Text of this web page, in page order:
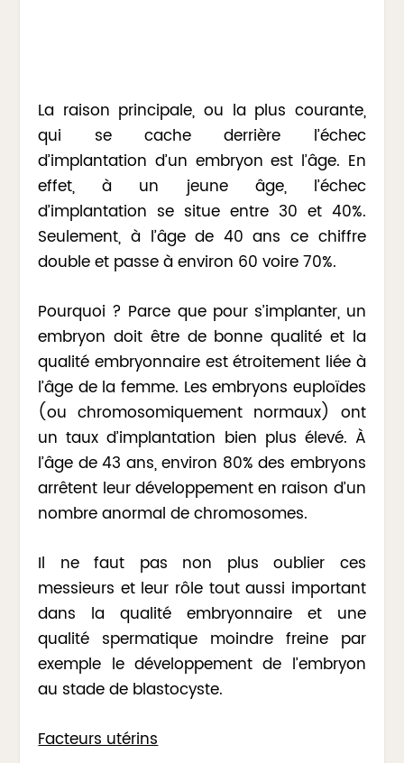
La raison principale, ou la plus courante,
qui se cache derrière l’échec
d’implantation d’un embryon est l’âge. En
effet, à un jeune âge, l’échec
d’implantation se situe entre 30 et 40%.
Seulement, à l’âge de 40 ans ce chiffre
double et passe à environ 60 voire 70%.
Pourquoi ? Parce que pour s’implanter, un
embryon doit être de bonne qualité et la
qualité embryonnaire est étroitement liée à
l’âge de la femme. Les embryons euploïdes
(ou chromosomiquement normaux) ont
un taux d’implantation bien plus élevé. À
l’âge de 43 ans, environ 80% des embryons
arrêtent leur développement en raison d’un
nombre anormal de chromosomes.
Il ne faut pas non plus oublier ces
messieurs et leur rôle tout aussi important
dans la qualité embryonnaire et une
qualité spermatique moindre freine par
exemple le développement de l’embryon
au stade de blastocyste.
Facteurs utérins